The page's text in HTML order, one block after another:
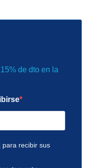
de dto en la
para recibir sus